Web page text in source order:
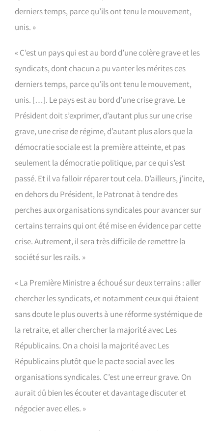
derniers temps, parce qu’ils ont tenu le mouvement,
unis. »
« C’est un pays qui est au bord d’une colère grave et les
syndicats, dont chacun a pu vanter les mérites ces
derniers temps, parce qu’ils ont tenu le mouvement,
unis. […]. Le pays est au bord d’une crise grave. Le
Président doit s’exprimer, d’autant plus sur une crise
grave, une crise de régime, d’autant plus alors que la
démocratie sociale est la première atteinte, et pas
seulement la démocratie politique, par ce qui s’est
passé. Et il va falloir réparer tout cela. D’ailleurs, j’incite,
en dehors du Président, le Patronat à tendre des
perches aux organisations syndicales pour avancer sur
certains terrains qui ont été mise en évidence par cette
crise. Autrement, il sera très difficile de remettre la
société sur les rails. »
« La Première Ministre a échoué sur deux terrains : aller
chercher les syndicats, et notamment ceux qui étaient
sans doute le plus ouverts à une réforme systémique de
la retraite, et aller chercher la majorité avec Les
Républicains. On a choisi la majorité avec Les
Républicains plutôt que le pacte social avec les
organisations syndicales. C’est une erreur grave. On
aurait dû bien les écouter et davantage discuter et
négocier avec elles. »